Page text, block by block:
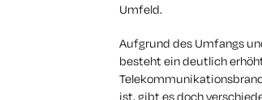
Umfeld.
Aufgrund des Umfangs
besteht ein deutlich
ist, gibt es doch